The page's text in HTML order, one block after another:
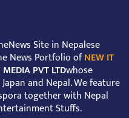
Site in Nepalese
News Portfolio ofNEW IT
PVT LTDwhose
and Nepal. We feature
together with Nepal
Stuffs.